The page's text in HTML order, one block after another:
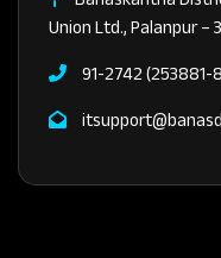
Union Ltd., Palanpur –
91-2742 (253881-